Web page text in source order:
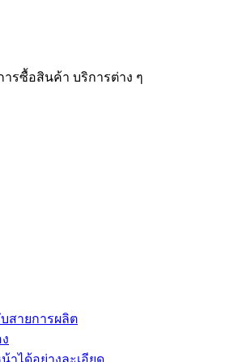
รซื้อสินค้า บริการต่าง ๆ
บสายการผลิต
าได้อย่างละเอียด